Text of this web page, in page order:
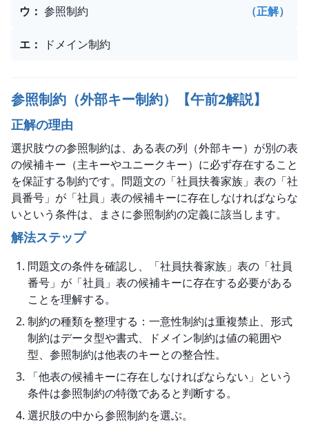
ウ ： 参照制約 （正解）
エ ： ドメイン制約
参照制約（外部キー制約）【午前2解説】
正解の理由
選択肢ウの参照制約は、ある表の列（外部キー）が別の表
の候補キー（主キーやユニークキー）に必ず存在すること
を保証する制約です。問題文の「社員扶養家族」表の「社
員番号」が「社員」表の候補キーに存在しなければならな
いという条件は、まさに参照制約の定義に該当します。
解法ステップ
問題文の条件を確認し、「社員扶養家族」表の「社員
番号」が「社員」表の候補キーに存在する必要がある
ことを理解する。
制約の種類を整理する：一意性制約は重複禁止、形式
制約はデータ型や書式、ドメイン制約は値の範囲や
型、参照制約は他表のキーとの整合性。
「他表の候補キーに存在しなければならない」という
条件は参照制約の特徴であると判断する。
選択肢の中から参照制約を選ぶ。